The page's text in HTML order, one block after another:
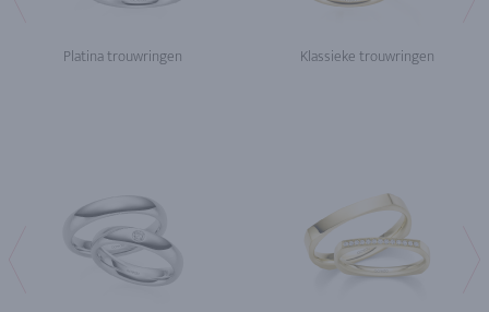
Platina trouwringen Klassieke trouwringen